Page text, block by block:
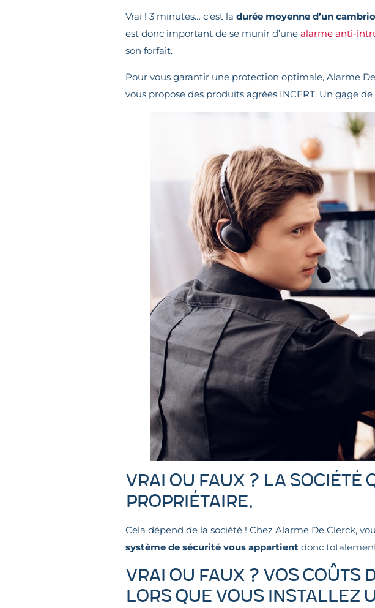
Vrai ! 3 minutes… c’est la durée moyenne d’un
est donc important de se munir d’une alarme anti-
son forfait.
Pour vous garantir une protection optimale, Alarme
vous propose des produits agréés INCERT. Un gage
VRAI OU FAUX ? La
propriétaire.
Cela dépend de la société ! Chez Alarme De Clerck,
système de sécurité vous appartient donc
VRAI OU FAUX ? Vos
lors que vous installez